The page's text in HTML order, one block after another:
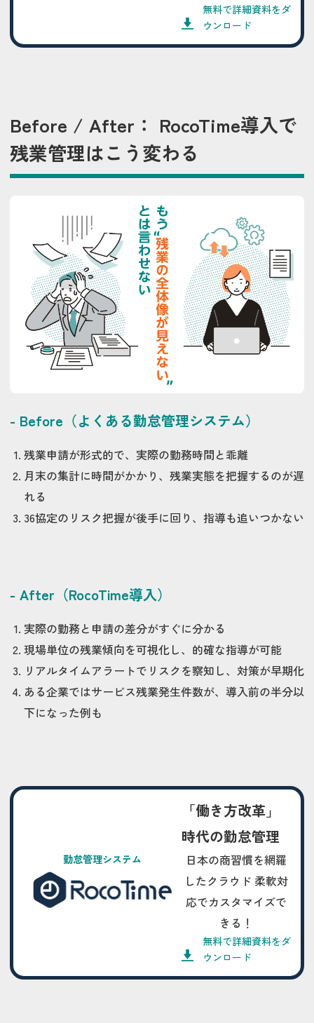
無料で詳細資料をダ
ウンロード
Before / After： RocoTime導入で
残業管理はこう変わる
- Before（よくある勤怠管理システム）
残業申請が形式的で、実際の勤務時間と乖離
月末の集計に時間がかかり、残業実態を把握するのが遅
れる
36協定のリスク把握が後手に回り、指導も追いつかない
- After（RocoTime導入）
実際の勤務と申請の差分がすぐに分かる
現場単位の残業傾向を可視化し、的確な指導が可能
リアルタイムアラートでリスクを察知し、対策が早期化
ある企業ではサービス残業発生件数が、導入前の半分以
下になった例も
勤怠管理システム
「働き方改革」
時代の勤怠管理
日本の商習慣を網羅
したクラウド 柔軟対
応でカスタマイズで
きる！
無料で詳細資料をダ
ウンロード